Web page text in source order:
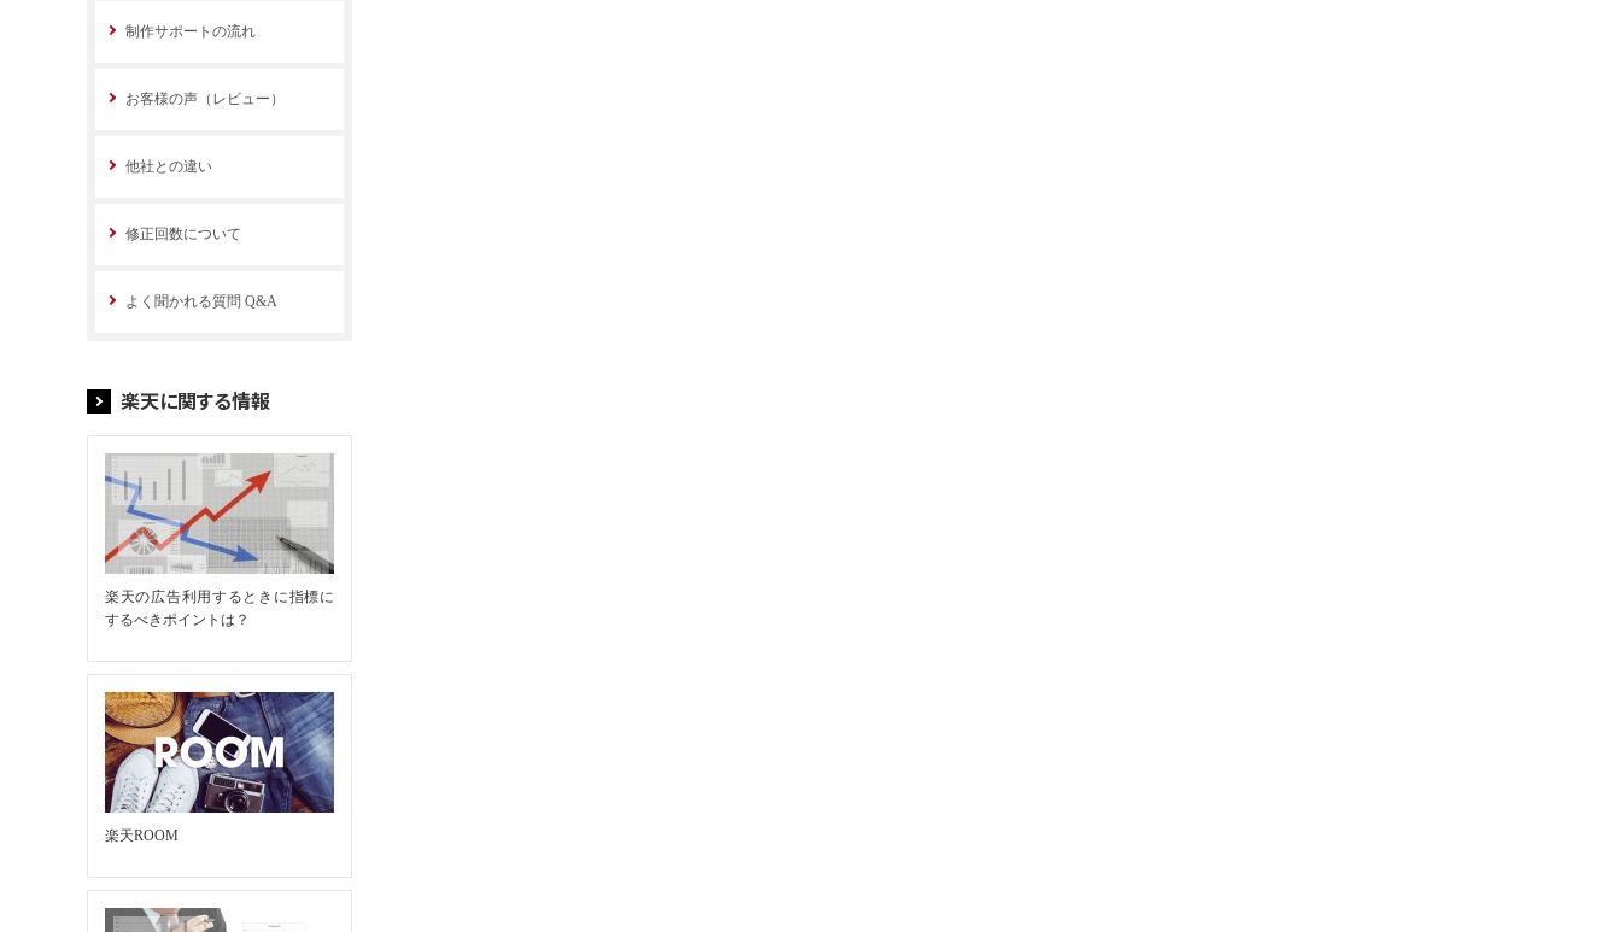
制作サポートの流れ
お客様の声（レビュー）
他社との違い
修正回数について
よく聞かれる質問 Q&A
楽天に関する情報
楽天の広告利用するときに指標に
するべきポイントは？
楽天ROOM